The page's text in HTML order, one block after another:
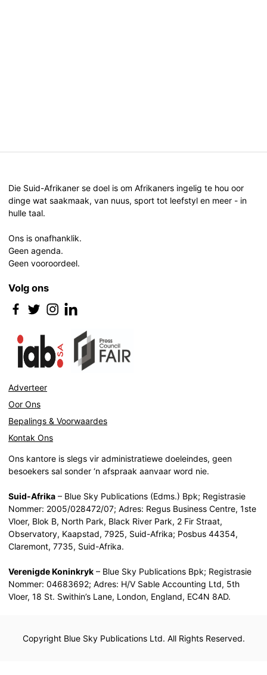
Die Suid-Afrikaner se doel is om Afrikaners ingelig te hou oor
dinge wat saakmaak, van nuus, sport tot leefstyl en meer - in
hulle taal.
Ons is onafhanklik.
Geen agenda.
Geen vooroordeel.
Volg ons
Adverteer
Oor Ons
Bepalings & Voorwaardes
Kontak Ons
Ons kantore is slegs vir administratiewe doeleindes, geen
besoekers sal sonder ‘n afspraak aanvaar word nie.
Suid-Afrika – Blue Sky Publications (Edms.) Bpk; Registrasie
Nommer: 2005/028472/07; Adres: Regus Business Centre, 1ste
Vloer, Blok B, North Park, Black River Park, 2 Fir Straat,
Observatory, Kaapstad, 7925, Suid-Afrika; Posbus 44354,
Claremont, 7735, Suid-Afrika.
Verenigde Koninkryk – Blue Sky Publications Bpk; Registrasie
Nommer: 04683692; Adres: H/V Sable Accounting Ltd, 5th
Vloer, 18 St. Swithin’s Lane, London, England, EC4N 8AD.
Copyright Blue Sky Publications Ltd. All Rights Reserved.